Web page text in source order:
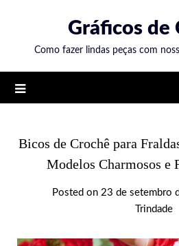
content
Gráficos de
Como fazer lindas peças com
Bicos de Crochê para
Modelos Charmosos e
Posted on 23 de setembro
Trindade